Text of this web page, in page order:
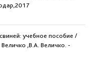
учебное пособие /
,В.А. Величко. -